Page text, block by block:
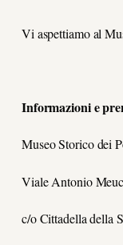
Vi aspettiamo al
Informazioni e
Museo Storico dei
Viale Antonio
c/o Cittadella della